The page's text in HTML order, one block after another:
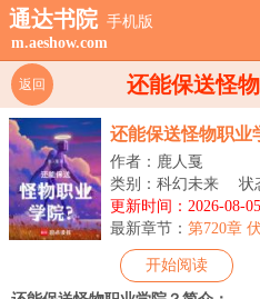
通达书院 手机版
m.aeshow.com
还能保送怪
返回
还能保送怪物职业
作者：鹿人戛
类别：科幻未来
状
更新时间：2026-08-
最新章节： 第720章
开始阅读